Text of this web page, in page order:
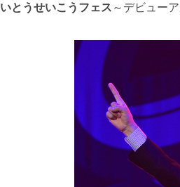
いとうせいこうフェス ～デビュー